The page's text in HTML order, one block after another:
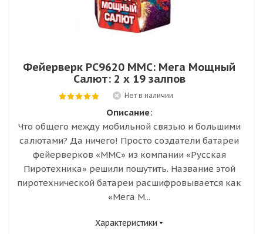
Фейерверк РС9620 ММС: Мега Мощный
Салют: 2 х 19 залпов
Нет в наличии
Описание:
Что общего между мобильной связью и большими
салютами? Да ничего! Просто создатели батареи
фейерверков «ММС» из компании «Русская
Пиротехника» решили пошутить. Название этой
пиротехнической батареи расшифровывается как
«Мега М...
Характеристики